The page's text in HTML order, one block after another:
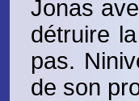
Jonas
détruire
pas.
de son